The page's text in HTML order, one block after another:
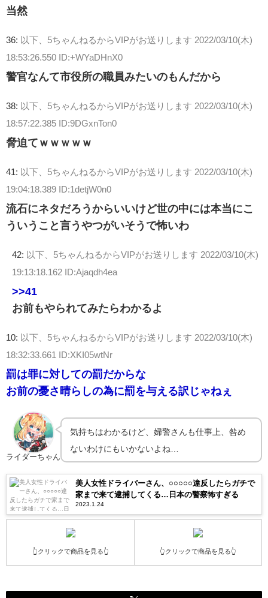
当然
36: 以下、5ちゃんねるからVIPがお送りします 2022/03/10(木)
18:53:26.550 ID:+WYaDHnX0
警官なんて市役所の職員みたいのもんだから
38: 以下、5ちゃんねるからVIPがお送りします 2022/03/10(木)
18:57:22.385 ID:9DGxnTon0
脅迫てｗｗｗｗｗ
41: 以下、5ちゃんねるからVIPがお送りします 2022/03/10(木)
19:04:18.389 ID:1detjW0n0
流石にネタだろうからいいけど世の中には本当にこ
ういうこと言うやつがいそうで怖いわ
42: 以下、5ちゃんねるからVIPがお送りします 2022/03/10(木)
19:13:18.162 ID:Ajaqdh4ea
>>41
お前もやられてみたらわかるよ
10: 以下、5ちゃんねるからVIPがお送りします 2022/03/10(木)
18:32:33.661 ID:XKI05wtNr
罰は罪に対しての罰だからな
お前の憂さ晴らしの為に罰を与える訳じゃねぇ
ライダーちゃん
気持ちはわかるけど、婦警さんも仕事上、咎め
ないわけにもいかないよね…
美人女性ドライバーさん、○○○○○違反したらガチで
家まで来て逮捕してくる…日本の警察怖すぎる
2023.1.24
👆クリックで商品を見る👆 👆クリックで商品を見る👆